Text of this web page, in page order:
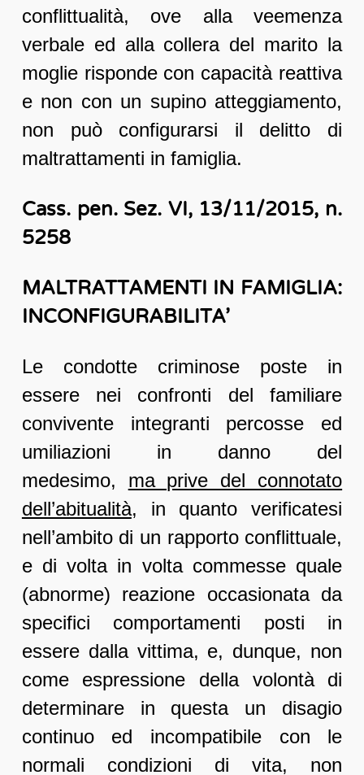
conflittualità, ove alla veemenza
verbale ed alla collera del marito la
moglie risponde con capacità reattiva
e non con un supino atteggiamento,
non può configurarsi il delitto di
maltrattamenti in famiglia.
Cass. pen. Sez. VI, 13/11/2015, n.
5258
MALTRATTAMENTI IN FAMIGLIA:
INCONFIGURABILITA’
Le condotte criminose poste in
essere nei confronti del familiare
convivente integranti percosse ed
umiliazioni in danno del
medesimo, ma prive del connotato
dell’abitualità, in quanto verificatesi
nell’ambito di un rapporto conflittuale,
e di volta in volta commesse quale
(abnorme) reazione occasionata da
specifici comportamenti posti in
essere dalla vittima, e, dunque, non
come espressione della volontà di
determinare in questa un disagio
continuo ed incompatibile con le
normali condizioni di vita, non